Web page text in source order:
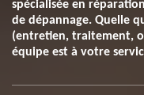
spécialisée en
de dépannage. Quelle
(entretien, traitement,
équipe est à votre